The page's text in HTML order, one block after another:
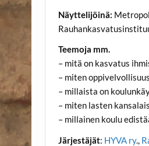
Näyttelijöinä:
Teemoja mm.
– mitä on kasvatus
– miten
– millaista on
– miten lasten
– millainen koulu
Järjestäjät: HYVA ry.,